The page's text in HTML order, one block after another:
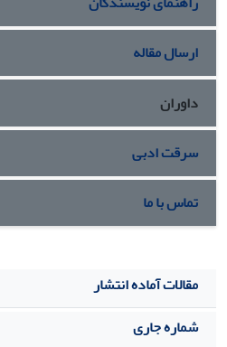
ارسال مقاله
داوران
سرقت ادبی
تماس با ما
مقالات آماده انتشار
شماره جاری